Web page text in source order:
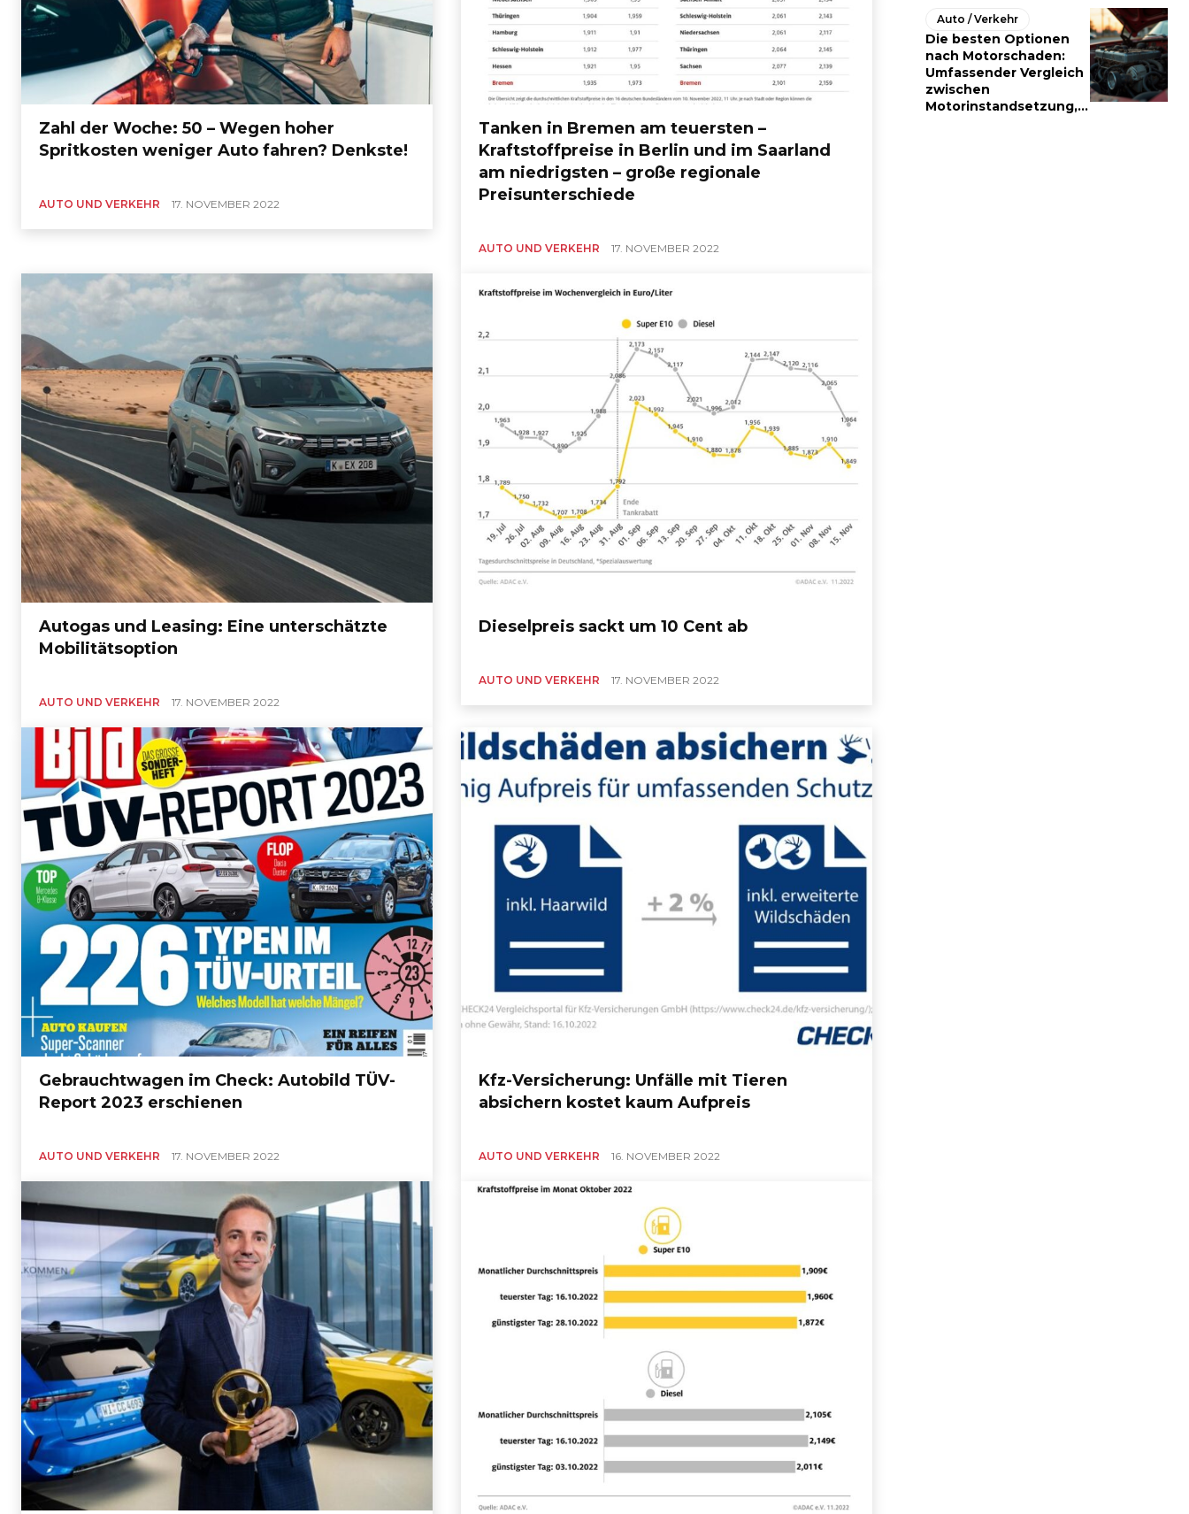
Zahl der Woche: 50 – Wegen hoher
Spritkosten weniger Auto fahren? Denkste!
AUTO UND VERKEHR 17. NOVEMBER 2022
Tanken in Bremen am teuersten –
Kraftstoffpreise in Berlin und im Saarland
am niedrigsten – große regionale
Preisunterschiede
AUTO UND VERKEHR 17. NOVEMBER 2022
Autogas und Leasing: Eine unterschätzte
Mobilitätsoption
AUTO UND VERKEHR 17. NOVEMBER 2022
Dieselpreis sackt um 10 Cent ab
AUTO UND VERKEHR 17. NOVEMBER 2022
Gebrauchtwagen im Check: Autobild TÜV-
Report 2023 erschienen
AUTO UND VERKEHR 17. NOVEMBER 2022
Kfz-Versicherung: Unfälle mit Tieren
absichern kostet kaum Aufpreis
AUTO UND VERKEHR 16. NOVEMBER 2022
Auto / Verkehr
Die besten Optionen
nach Motorschaden:
Umfassender Vergleich
zwischen
Motorinstandsetzung,...